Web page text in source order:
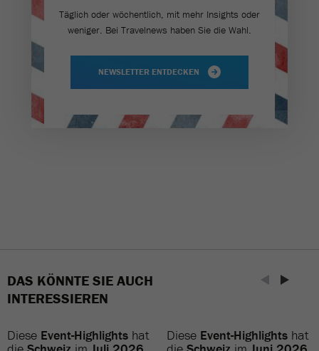
Täglich oder wöchentlich, mit mehr Insights oder
weniger. Bei Travel­news haben Sie die Wahl.
NEWSLETTER ENTDECKEN
DAS KÖNNTE SIE AUCH
INTERESSIEREN
Diese Event-Highlights hat
Diese Event-Highlights hat